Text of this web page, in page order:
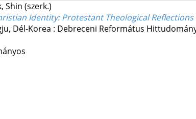
Shin (szerk.)
Identity: Protestant Theological
Dél-Korea : Debreceni Református